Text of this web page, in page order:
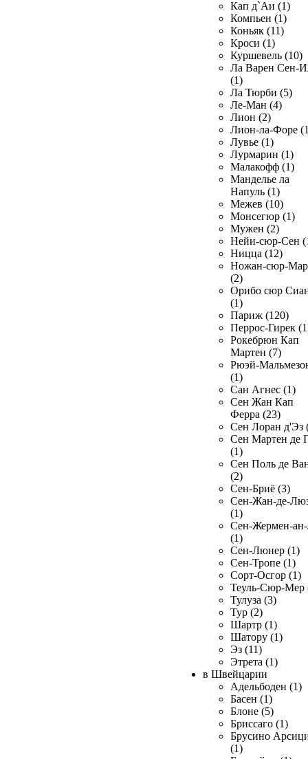
Кап д`Аи (1)
Компьен (1)
Коньяк (11)
Кроси (1)
Куршевель (10)
Ла Варен Сен-
(1)
Ла Тюрби (5)
Ле-Ман (4)
Лион (2)
Лион-ла-Форе
Лувье (1)
Лурмарин (1)
Малакофф (1)
Манделье ла
Напуль (1)
Межев (10)
Монсегюр (1)
Мужен (2)
Нейи-сюр-Сен
Ницца (12)
Ножан-сюр-
(2)
Орибо сюр
(1)
Париж (120)
Перрос-Гирек
Рокебрюн Кап
Мартен (7)
Рюэй-
(1)
Сан Агнес (1)
Сен Жан Кап
Ферра (23)
Сен Лоран д'Эз
Сен Мартен де
(1)
Сен Поль де
(2)
Сен-Бриё (3)
Сен-Жан-де-
(1)
Сен-Жермен-
(1)
Сен-Люнер (1)
Сен-Тропе (1)
Сорт-Осгор (1)
Теуль-Сюр-Мер
Тулуза (3)
Тур (2)
Шартр (1)
Шатору (1)
Эз (11)
Этрета (1)
в Швейцарии
Адельбоден (1)
Басен (1)
Блоне (5)
Бриссаго (1)
Брусино
(1)